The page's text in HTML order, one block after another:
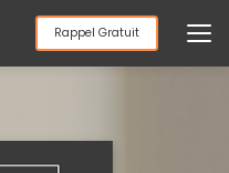
Rappel Gratuit